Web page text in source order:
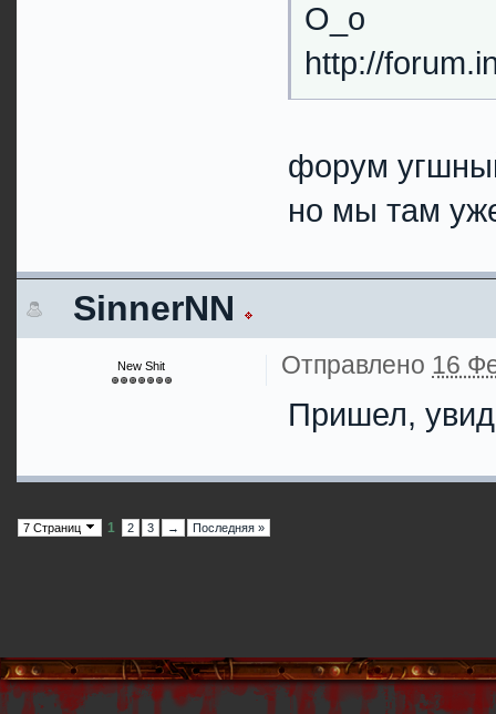
О_о
http://
форум
но мы там
SinnerNN
New Shit Отправлено 16
Пришел,
7 Страниц 1 2 3 → Последняя »